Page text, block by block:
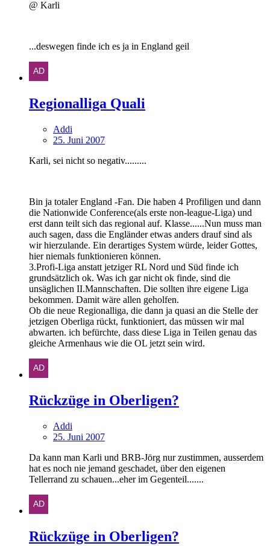
@ Karli
...deswegen finde ich es ja in England geil
Regionalliga Quali
Addi
25. Juni 2007
Karli, sei nicht so negativ.........
Bin ja totaler England -Fan. Die haben 4 Profiligen und dann
die Nationwide Conference(als erste non-league-Liga) und
erst dann teilt sich das regional auf. Klasse......Nun muss man
auch sagen, dass die Engländer etwas anders drauf sind als
wir hierzulande. Ein derartiges System würde, leider Gottes,
hier niemals funktionieren können.
3.Profi-Liga anstatt jetziger RL Nord und Süd finde ich
grundsätzlich ok. Was ich gar nicht ok finde, sind die
unsäglichen II.Mannschaften. Die sollten ihre eigene Liga
bekommen. Damit wäre allen geholfen.
Ob die neue Regionalliga, die dann ja quasi an die Stelle der
jetzigen Oberliga rückt, funktioniert, das müssen wir mal
abwarten. ich befürchte, dass diese Liga in Teilen genau das
gleiche Armenhaus wie die OL jetzt sein wird.
Rückzüge in Oberligen?
Addi
25. Juni 2007
Da kann man Karli und BRB-Jörg nur zustimmen, ausserdem
hat es noch nie jemand geschadet, über den eigenen
Tellerrand zu schauen...eher im Gegenteil.......
Rückzüge in Oberligen?